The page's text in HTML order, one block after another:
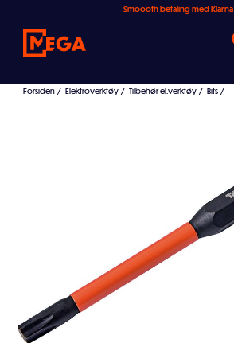
Smoooth betaling med Klarna
Forsiden / Elektroverktøy / Tilbehør el.verktøy / Bits /